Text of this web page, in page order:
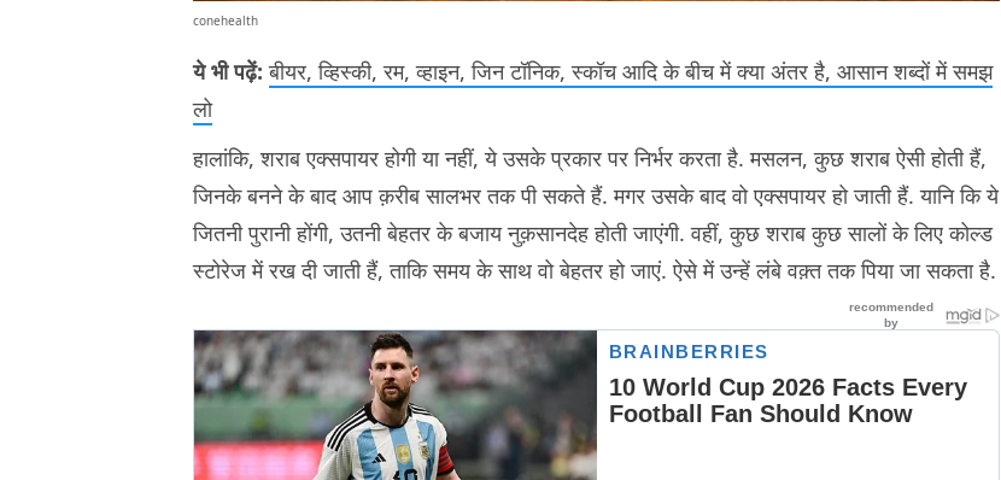
conehealth
ये भी पढ़ें: बीयर, व्हिस्की, रम, व्हाइन, जिन टॉनिक, स्कॉच आदि के बीच में क्या अंतर है, आसान शब्दों में समझ
लो
हालांकि, शराब एक्सपायर होगी या नहीं, ये उसके प्रकार पर निर्भर करता है. मसलन, कुछ शराब ऐसी होती हैं,
जिनके बनने के बाद आप क़रीब सालभर तक पी सकते हैं. मगर उसके बाद वो एक्सपायर हो जाती हैं. यानि कि ये
जितनी पुरानी होंगी, उतनी बेहतर के बजाय नुक़सानदेह होती जाएंगी. वहीं, कुछ शराब कुछ सालों के लिए कोल्ड
स्टोरेज में रख दी जाती हैं, ताकि समय के साथ वो बेहतर हो जाएं. ऐसे में उन्हें लंबे वक़्त तक पिया जा सकता है.